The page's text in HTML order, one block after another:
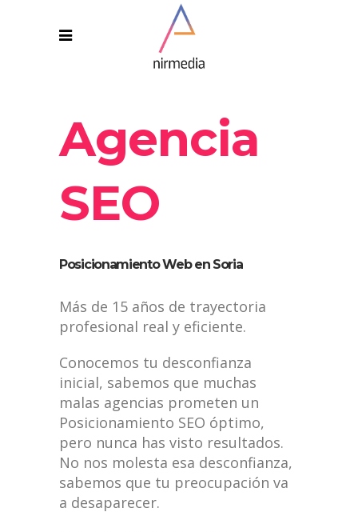
Agencia
SEO
Posicionamiento Web en Soria
Más de 15 años de trayectoria
profesional real y eficiente.
Conocemos tu desconfianza
inicial, sabemos que muchas
malas agencias prometen un
Posicionamiento SEO óptimo,
pero nunca has visto resultados.
No nos molesta esa desconfianza,
sabemos que tu preocupación va
a desaparecer.